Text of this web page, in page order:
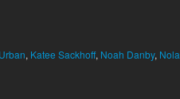
, Katee Sackhoff, Noah Danby,